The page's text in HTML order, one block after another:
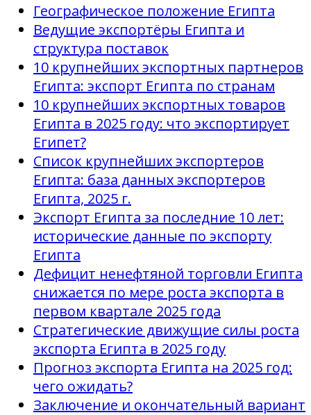
Географическое положение Египта
Ведущие экспортёры Египта и
структура поставок
10 крупнейших экспортных партнеров
Египта: экспорт Египта по странам
10 крупнейших экспортных товаров
Египта в 2025 году: что экспортирует
Египет?
Список крупнейших экспортеров
Египта: база данных экспортеров
Египта, 2025 г.
Экспорт Египта за последние 10 лет:
исторические данные по экспорту
Египта
Дефицит ненефтяной торговли Египта
снижается по мере роста экспорта в
первом квартале 2025 года
Стратегические движущие силы роста
экспорта Египта в 2025 году
Прогноз экспорта Египта на 2025 год:
чего ожидать?
Заключение и окончательный вариант